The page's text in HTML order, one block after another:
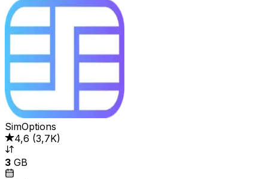
SimOptions
4,6 (3,7K)
3 GB